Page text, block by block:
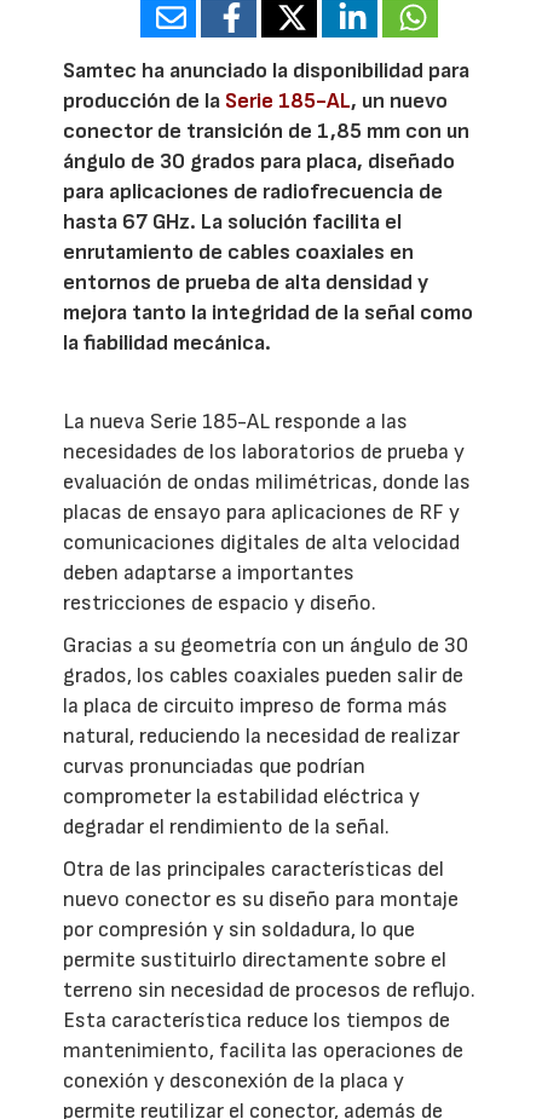
Samtec ha anunciado la disponibilidad para
producción de la Serie 185-AL, un nuevo
conector de transición de 1,85 mm con un
ángulo de 30 grados para placa, diseñado
para aplicaciones de radiofrecuencia de
hasta 67 GHz. La solución facilita el
enrutamiento de cables coaxiales en
entornos de prueba de alta densidad y
mejora tanto la integridad de la señal como
la fiabilidad mecánica.
La nueva Serie 185-AL responde a las
necesidades de los laboratorios de prueba y
evaluación de ondas milimétricas, donde las
placas de ensayo para aplicaciones de RF y
comunicaciones digitales de alta velocidad
deben adaptarse a importantes
restricciones de espacio y diseño.
Gracias a su geometría con un ángulo de 30
grados, los cables coaxiales pueden salir de
la placa de circuito impreso de forma más
natural, reduciendo la necesidad de realizar
curvas pronunciadas que podrían
comprometer la estabilidad eléctrica y
degradar el rendimiento de la señal.
Otra de las principales características del
nuevo conector es su diseño para montaje
por compresión y sin soldadura, lo que
permite sustituirlo directamente sobre el
terreno sin necesidad de procesos de reflujo.
Esta característica reduce los tiempos de
mantenimiento, facilita las operaciones de
conexión y desconexión de la placa y
permite reutilizar el conector, además de